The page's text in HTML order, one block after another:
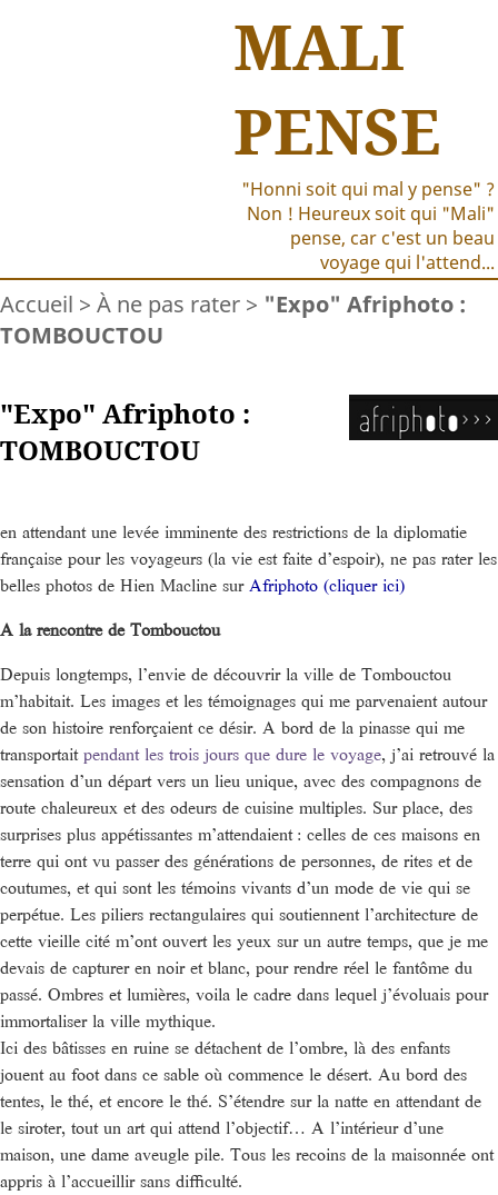
MALI
PENSE
"Honni soit qui mal y pense" ?
Non ! Heureux soit qui "Mali"
pense, car c'est un beau
voyage qui l'attend...
Accueil > À ne pas rater > "Expo" Afriphoto :
TOMBOUCTOU
"Expo" Afriphoto :
TOMBOUCTOU
en attendant une levée imminente des restrictions de la diplomatie
française pour les voyageurs (la vie est faite d’espoir), ne pas rater les
belles photos de Hien Macline surAfriphoto (cliquer ici)
A la rencontre de Tombouctou
Depuis longtemps, l’envie de découvrir la ville de Tombouctou
m’habitait. Les images et les témoignages qui me parvenaient autour
de son histoire renforçaient ce désir. A bord de la pinasse qui me
transportaitpendant les trois jours que dure le voyage, j’ai retrouvé la
sensation d’un départ vers un lieu unique, avec des compagnons de
route chaleureux et des odeurs de cuisine multiples. Sur place, des
surprises plus appétissantes m’attendaient : celles de ces maisons en
terre qui ont vu passer des générations de personnes, de rites et de
coutumes, et qui sont les témoins vivants d’un mode de vie qui se
perpétue. Les piliers rectangulaires qui soutiennent l’architecture de
cette vieille cité m’ont ouvert les yeux sur un autre temps, que je me
devais de capturer en noir et blanc, pour rendre réel le fantôme du
passé. Ombres et lumières, voila le cadre dans lequel j’évoluais pour
immortaliser la ville mythique.
Ici des bâtisses en ruine se détachent de l’ombre, là des enfants
jouent au foot dans ce sable où commence le désert. Au bord des
tentes, le thé, et encore le thé. S’étendre sur la natte en attendant de
le siroter, tout un art qui attend l’objectif… A l’intérieur d’une
maison, une dame aveugle pile. Tous les recoins de la maisonnée ont
appris à l’accueillir sans difficulté.